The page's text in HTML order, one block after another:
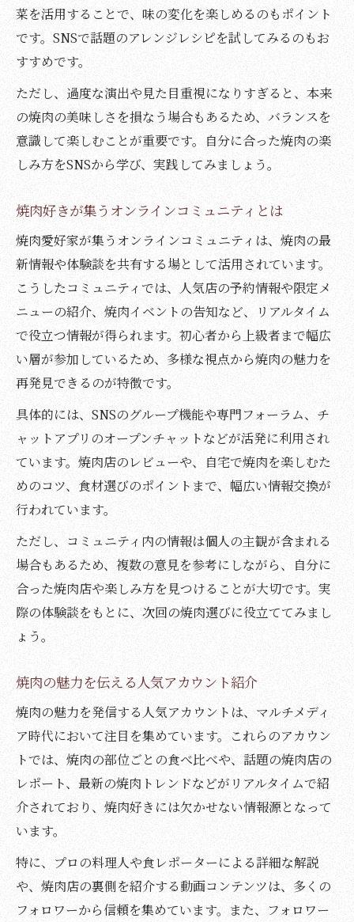
菜を活用することで、味の変化を楽しめるのもポイント
です。SNSで話題のアレンジレシピを試してみるのもお
すすめです。
ただし、過度な演出や見た目重視になりすぎると、本来
の焼肉の美味しさを損なう場合もあるため、バランスを
意識して楽しむことが重要です。自分に合った焼肉の楽
しみ方をSNSから学び、実践してみましょう。
焼肉好きが集うオンラインコミュニティとは
焼肉愛好家が集うオンラインコミュニティは、焼肉の最
新情報や体験談を共有する場として活用されています。
こうしたコミュニティでは、人気店の予約情報や限定メ
ニューの紹介、焼肉イベントの告知など、リアルタイム
で役立つ情報が得られます。初心者から上級者まで幅広
い層が参加しているため、多様な視点から焼肉の魅力を
再発見できるのが特徴です。
具体的には、SNSのグループ機能や専門フォーラム、チ
ャットアプリのオープンチャットなどが活発に利用され
ています。焼肉店のレビューや、自宅で焼肉を楽しむた
めのコツ、食材選びのポイントまで、幅広い情報交換が
行われています。
ただし、コミュニティ内の情報は個人の主観が含まれる
場合もあるため、複数の意見を参考にしながら、自分に
合った焼肉店や楽しみ方を見つけることが大切です。実
際の体験談をもとに、次回の焼肉選びに役立ててみまし
ょう。
焼肉の魅力を伝える人気アカウント紹介
焼肉の魅力を発信する人気アカウントは、マルチメディ
ア時代において注目を集めています。これらのアカウン
トでは、焼肉の部位ごとの食べ比べや、話題の焼肉店の
レポート、最新の焼肉トレンドなどがリアルタイムで紹
介されており、焼肉好きには欠かせない情報源となって
います。
特に、プロの料理人や食レポーターによる詳細な解説
や、焼肉店の裏側を紹介する動画コンテンツは、多くの
フォロワーから信頼を集めています。また、フォロワー